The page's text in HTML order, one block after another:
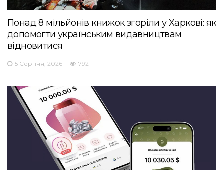
Понад 8 мільйонів книжок згоріли у Харкові: як
допомогти українським видавництвам
відновитися
5 Серпня, 2026 792